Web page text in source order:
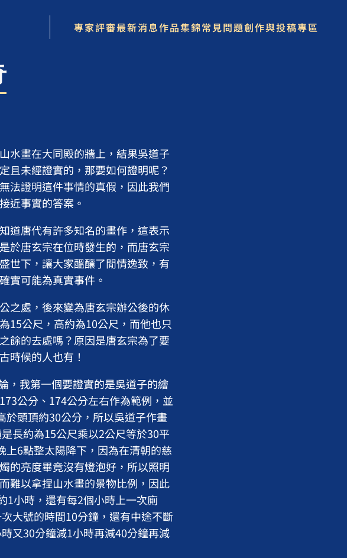
專家評審最新消息作品集錦常見問題創作與投稿專區
水畫在大同殿的牆上，結果吳道子
且未經證實的，那要如何證明呢？
法證明這件事情的真假，因此我們
近事實的答案。
道唐代有許多知名的畫作，這表示
於唐玄宗在位時發生的，而唐玄宗
世下，讓大家醞釀了閒情逸致，有
實可能為真實事件。
之處，後來變為唐玄宗辦公後的休
15公尺，高約為10公尺，而他也只
餘的去處嗎？原因是唐玄宗為了要
時候的人也有！
，我第一個要證實的是吳道子的繪
公分、174公分左右作為範例，並
頭頂約30公分，所以吳道子作畫
長約為15公尺乘以2公尺等於30平
6點整太陽降下，因為在清朝的慈
的亮度畢竟沒有燈泡好，所以照明
難以拿捏山水畫的景物比例，因此
1小時，還有每2個小時上一次廁
大號的時間10分鐘，還有中途不斷
又30分鐘減1小時再減40分鐘再減